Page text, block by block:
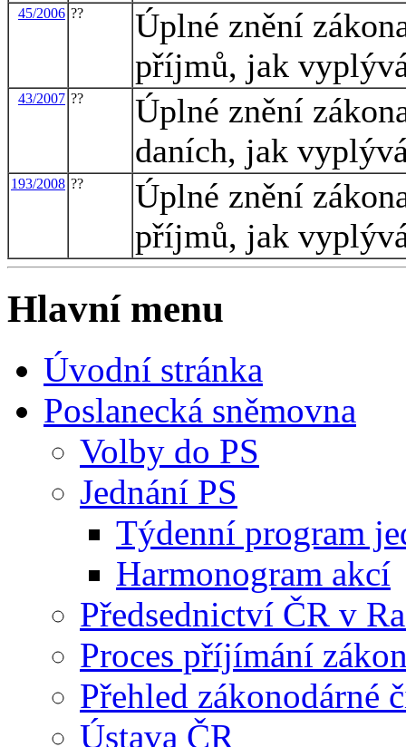
45/2006 ??
Úplné znění
příjmů, jak
43/2007 ??
Úplné znění
daních, jak
193/2008 ??
Úplné znění
příjmů, jak
Hlavní menu
Úvodní stránka
Poslanecká sněmovna
Volby do PS
Jednání PS
Týdenní program
Harmonogram akcí
Předsednictví ČR v
Proces příjímání
Přehled zákonodárné
Ústava ČR